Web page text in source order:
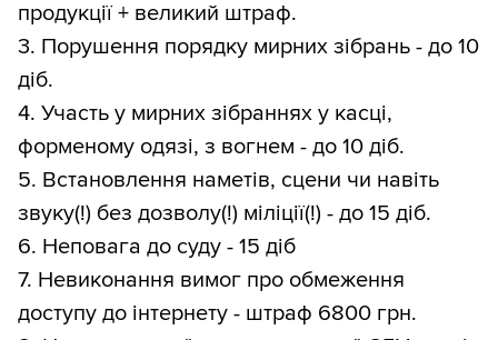
продукції + великий штраф.
3. Порушення порядку мирних зібрань - до 10
діб.
4. Участь у мирних зібраннях у касці,
форменому одязі, з вогнем - до 10 діб.
5. Встановлення наметів, сцени чи навіть
звуку(!) без дозволу(!) міліції(!) - до 15 діб.
6. Неповага до суду - 15 діб
7. Невиконання вимог про обмеження
доступу до інтернету - штраф 6800 грн.